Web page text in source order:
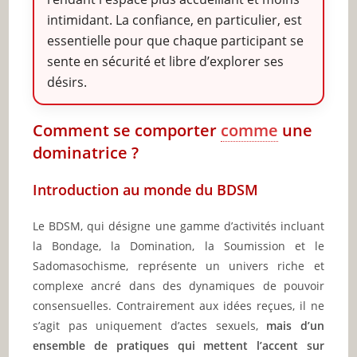
intimidant. La confiance, en particulier, est
essentielle pour que chaque participant se
sente en sécurité et libre d’explorer ses
désirs.
Comment se comporter comme une
dominatrice ?
Introduction au monde du BDSM
Le BDSM, qui désigne une gamme d’activités incluant
la Bondage, la Domination, la Soumission et le
Sadomasochisme, représente un univers riche et
complexe ancré dans des dynamiques de pouvoir
consensuelles. Contrairement aux idées reçues, il ne
s’agit pas uniquement d’actes sexuels, mais d’un
ensemble de pratiques qui mettent l’accent sur